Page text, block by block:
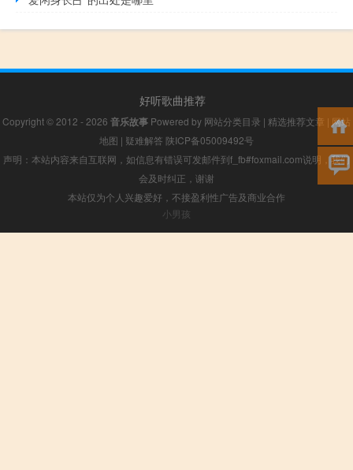
好听歌曲推荐
Copyright © 2012 - 2026 音乐故事 Powered by 网站分类目录 | 精选推荐文章 | 网站
地图 | 疑难解答 陕ICP备05009492号
声明：本站内容来自互联网，如信息有错误可发邮件到f_fb#foxmail.com说明，我们
会及时纠正，谢谢
本站仅为个人兴趣爱好，不接盈利性广告及商业合作
小男孩